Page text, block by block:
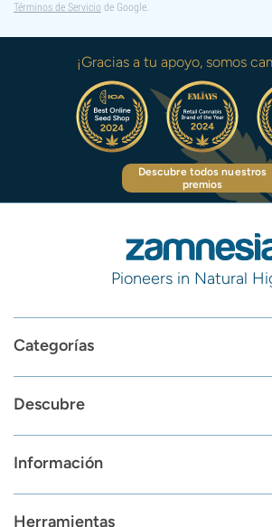
Términos de Servicio de Google.
¡Gracias a tu apoyo, somos
Descubre todos nuestros
premios
Pioneers in Natural
Categorías
Descubre
Información
Herramientas